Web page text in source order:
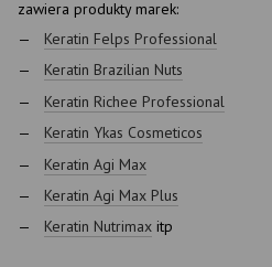
zawiera produkty marek:
Keratin Felps Professional
Keratin Brazilian Nuts
Keratin Richee Professional
Keratin Ykas Cosmeticos
Keratin Agi Max
Keratin Agi Max Plus
Keratin Nutrimax itp